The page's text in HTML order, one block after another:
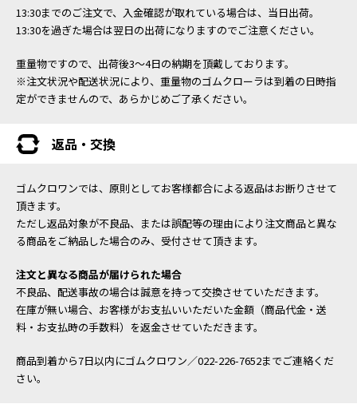
13:30までのご注文で、入金確認が取れている場合は、当日出荷。
13:30を過ぎた場合は翌日の出荷になりますのでご注意ください。
重量物ですので、出荷後3～4日の納期を頂戴しております。
※注文状況や配送状況により、重量物のゴムクローラは到着の日時指
定ができませんので、あらかじめご了承ください。
返品・交換
ゴムクロワンでは、原則としてお客様都合による返品はお断りさせて
頂きます。
ただし返品対象が不良品、または誤配等の理由により注文商品と異な
る商品をご納品した場合のみ、受付させて頂きます。
注文と異なる商品が届けられた場合
不良品、配送事故の場合は誠意を持って交換させていただきます。
在庫が無い場合、お客様がお支払いいただいた金額（商品代金・送
料・お支払時の手数料）を返金させていただきます。
商品到着から7日以内にゴムクロワン／022-226-7652までご連絡くだ
さい。